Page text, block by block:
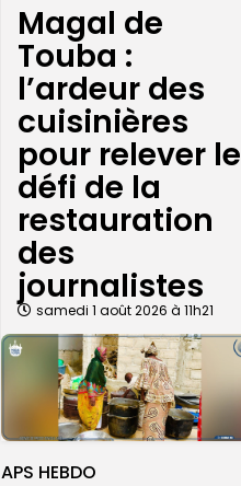
Magal de
Touba :
l’ardeur des
cuisinières
pour relever le
défi de la
restauration
des
journalistes
samedi 1 août 2026 à 11h21
APS HEBDO